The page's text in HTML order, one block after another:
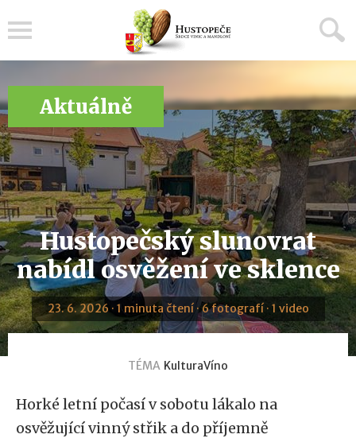
Aktuálně
Hustopečský slunovrat
nabídl osvěžení ve sklence
23. 6. 2026 · 1 minuta čtení · 6 fotografí · 1 video
TÉMA KulturaVíno
Horké letní počasí v sobotu lákalo na
osvěžující vinný střik a do příjemně